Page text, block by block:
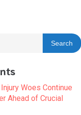
Search
Injury Woes Continue
Ahead of Crucial